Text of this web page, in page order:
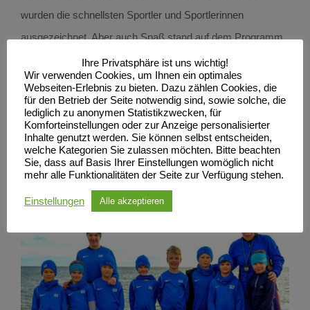
wurden die schnellsten Sportler und Sportlerinnen
ausgezeichnet. Aber auch Spaß stand auf dem Programm,
bei einer Nachtwanderung zum Strand, oder der
Kinderdisko. Am letzten Tag mussten sogar die Eltern für
eine gemeinsame Sporteinheit am Strand mit ran.
Alle waren sich am Ende einig: Das nächste Trainingslager
kann kommen!
Ihre Privatsphäre ist uns wichtig!
Wir verwenden Cookies, um Ihnen ein optimales
Webseiten-Erlebnis zu bieten. Dazu zählen Cookies, die
für den Betrieb der Seite notwendig sind, sowie solche, die
lediglich zu anonymen Statistikzwecken, für
Komforteinstellungen oder zur Anzeige personalisierter
Inhalte genutzt werden. Sie können selbst entscheiden,
welche Kategorien Sie zulassen möchten. Bitte beachten
Sie, dass auf Basis Ihrer Einstellungen womöglich nicht
mehr alle Funktionalitäten der Seite zur Verfügung stehen.
Einstellungen Alle akzeptieren